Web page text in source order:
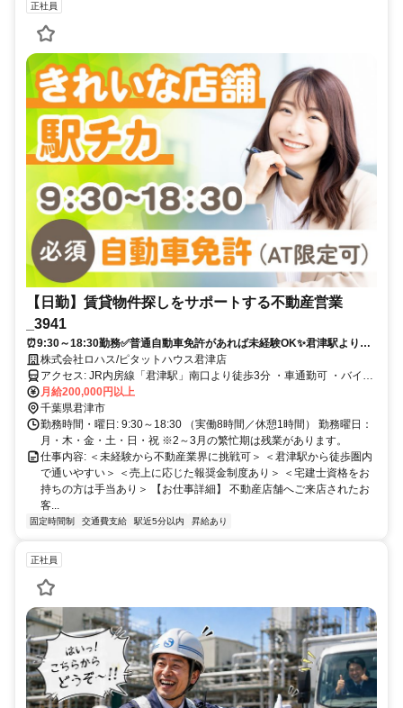
正社員
【日勤】賃貸物件探しをサポートする不動産営業
_3941
⏰️9:30～18:30勤務✅普通自動車免許があれば未経験OK✨君津駅より徒
歩約3分❗
株式会社ロハス/ピタットハウス君津店
アクセス: JR内房線「君津駅」南口より徒歩3分 ・車通勤可 ・バイク
通勤可
月給200,000円以上
千葉県君津市
勤務時間・曜日: 9:30～18:30 （実働8時間／休憩1時間） 勤務曜日：
月・木・金・土・日・祝 ※2～3月の繁忙期は残業があります。
仕事内容: ＜未経験から不動産業界に挑戦可＞ ＜君津駅から徒歩圏内
で通いやすい＞ ＜売上に応じた報奨金制度あり＞ ＜宅建士資格をお
持ちの方は手当あり＞ 【お仕事詳細】 不動産店舗へご来店されたお
客...
固定時間制 交通費支給 駅近5分以内 昇給あり
正社員